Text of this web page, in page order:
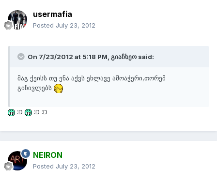
usermafia
Posted July 23, 2012
On 7/23/2012 at 5:18 PM, გიაჩხეო said:
მაგ ქეისს თუ ენა აქვს ეხლავე ამოაჭერი,თორემ
გიჩივლებს
:D :D :D
NEIRON
Posted July 23, 2012